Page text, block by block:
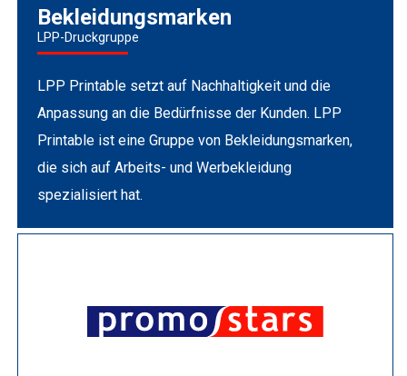
Bekleidungsmarken
LPP-Druckgruppe
LPP Printable setzt auf Nachhaltigkeit und die
Anpassung an die Bedürfnisse der Kunden. LPP
Printable ist eine Gruppe von Bekleidungsmarken,
die sich auf Arbeits- und Werbekleidung
spezialisiert hat.